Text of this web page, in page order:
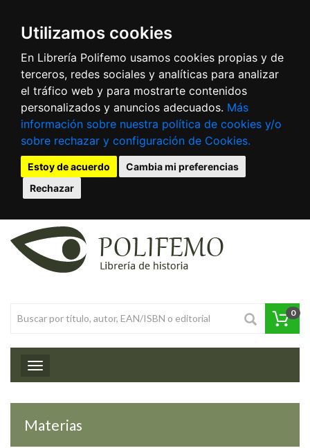
Utilizamos cookies
En Librería Polifemo usamos cookies propias y de
terceros, redes sociales y analíticas para analizar
el tráfico web y para mostrarte contenidos
personalizados y anuncios adecuados. Más
información sobre nuestra política de cookies y/o
sobre rechazar y configuración de Cookies.
Estoy de acuerdo
Cambia mi preferencias
Rechazar
0
Toggle navigation
Materias